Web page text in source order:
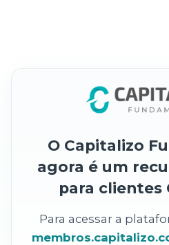
O Capitalizo
agora é um
para clientes
Para acessar a